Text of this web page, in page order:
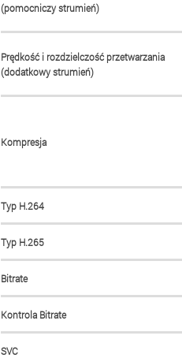
(pomocniczy strumień)
Prędkość i rozdzielczość przetwarzania
(dodatkowy strumień)
Kompresja
Typ H.264
Typ H.265
Bitrate
Kontrola Bitrate
SVC